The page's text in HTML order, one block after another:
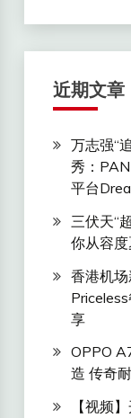
近期文章
万志强“
秀：
平台
三伏天“
你从容度
香港机
享
OPPO
造 传奇
【视频